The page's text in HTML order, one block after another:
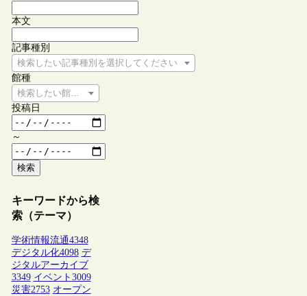
本文
記事種別
検索したい記事種別を選択してください
館種
検索したい館種を選択してください
投稿日
～
検索
キーワードから検
索（テーマ）
学術情報流通4348
デジタル化4098 デ
ジタルアーカイブ
3349 イベント 3009
災害2753 オープン